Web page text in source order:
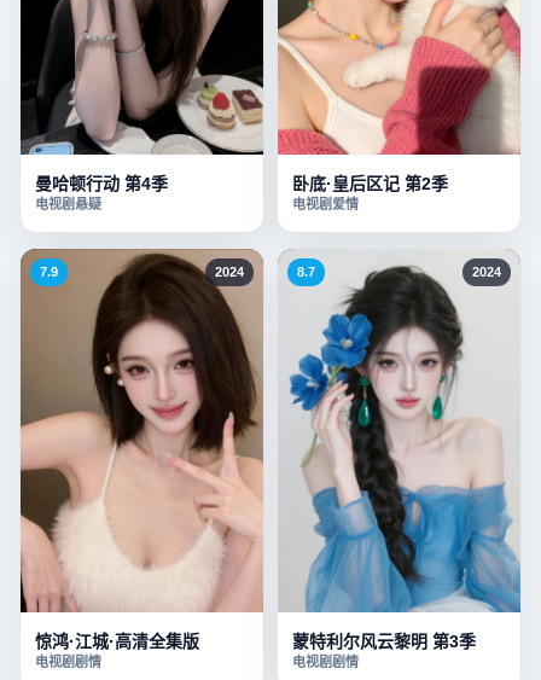
曼哈顿行动 第4季
电视剧悬疑
卧底·皇后区记 第2季
电视剧 爱情
7.9 2024
惊鸿·江城·高清全集版
电视剧剧情
8.7 2024
蒙特利尔风云黎明 第3季
电视剧剧情